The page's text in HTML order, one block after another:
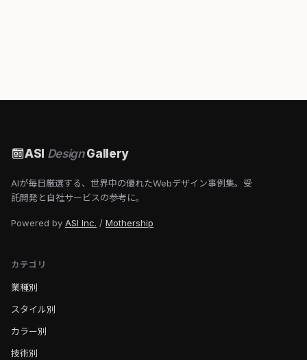
ASI DesignGallery
AIが毎日厳選する、世界中の優れたWebデザイン事例集。受
託開発と自社サービスの参考に。
Powered by ASI Inc. / Mothership
カテゴリ
業種別
スタイル別
カラー別
技術別